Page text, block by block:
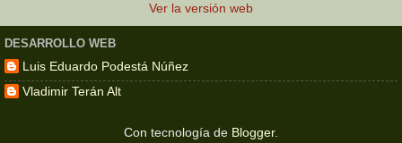
Ver la versión web
DESARROLLO WEB
Luis Eduardo Podestá Núñez
Vladimir Terán Alt
Con tecnología de Blogger.